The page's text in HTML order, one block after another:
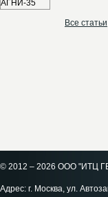
Все статьи
© 2012 – 2026 ООО "ИТЦ
Адрес: г. Москва, ул.